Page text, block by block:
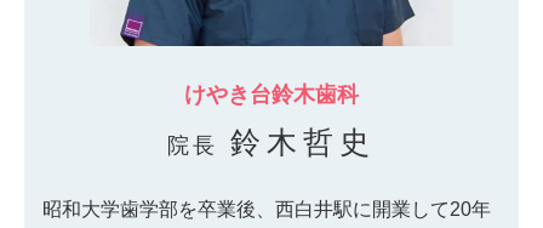
けやき台鈴木歯科
院長 鈴木哲史
昭和大学歯学部を卒業後、西白井駅に開業して20年